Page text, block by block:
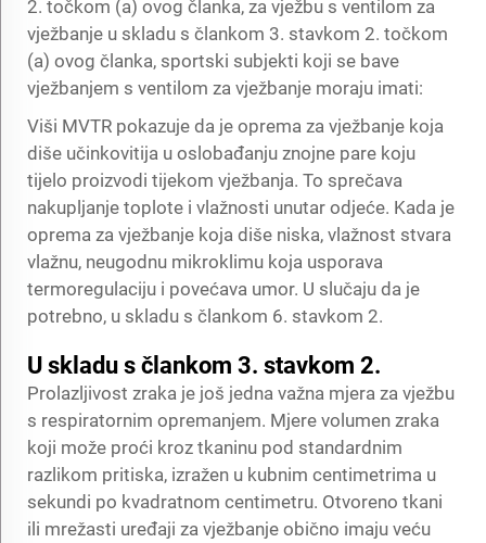
2. točkom (a) ovog članka, za vježbu s ventilom za
vježbanje u skladu s člankom 3. stavkom 2. točkom
(a) ovog članka, sportski subjekti koji se bave
vježbanjem s ventilom za vježbanje moraju imati:
Viši MVTR pokazuje da je oprema za vježbanje koja
diše učinkovitija u oslobađanju znojne pare koju
tijelo proizvodi tijekom vježbanja. To sprečava
nakupljanje toplote i vlažnosti unutar odjeće. Kada je
oprema za vježbanje koja diše niska, vlažnost stvara
vlažnu, neugodnu mikroklimu koja usporava
termoregulaciju i povećava umor. U slučaju da je
potrebno, u skladu s člankom 6. stavkom 2.
U skladu s člankom 3. stavkom 2.
Prolazljivost zraka je još jedna važna mjera za vježbu
s respiratornim opremanjem. Mjere volumen zraka
koji može proći kroz tkaninu pod standardnim
razlikom pritiska, izražen u kubnim centimetrima u
sekundi po kvadratnom centimetru. Otvoreno tkani
ili mrežasti uređaji za vježbanje obično imaju veću